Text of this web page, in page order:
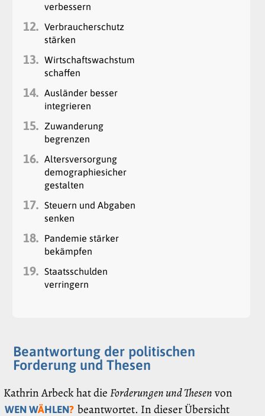
verbessern
12. Verbraucherschutz
stärken
13. Wirtschaftswachstum
schaffen
14.
Ausländer besser
integrieren
15.
Zuwanderung
begrenzen
16.
Altersversorgung
demographiesicher
gestalten
17. Steuern und Abgaben
senken
18.
Pandemie stärker
bekämpfen
19. Staatsschulden
verringern
Beantwortung der politischen
Forderung und Thesen
Kathrin Arbeck hat dieForderungen und Thesenvon
WEN WÄHLEN? beantwortet. In dieser Übersicht